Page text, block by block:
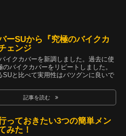
ーSUから『究極のバイクカ
ェンジ
イクカバーを新調しました。過去に使
のバイクカバーをリピートしました。
SUと比べて実用性はバツグンに良いで
記事を読む
っておきたい3つの簡単メン
みた！